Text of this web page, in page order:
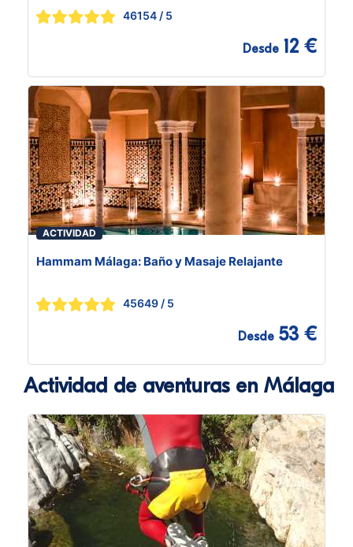
46154 / 5
Desde 12 €
ACTIVIDAD
Hammam Málaga: Baño y Masaje Relajante
45649 / 5
Desde 53 €
Actividad de aventuras en Málaga